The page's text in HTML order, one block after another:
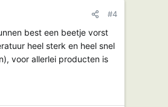
#4
best een beetje vorst
heel sterk en heel snel
voor allerlei producten is